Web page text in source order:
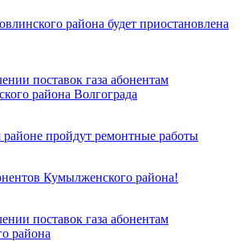
района будет приостановлена
поставок газа абонентам
района Волгограда
районе пройдут ремонтные работы
Кумылженского района!
поставок газа абонентам
района